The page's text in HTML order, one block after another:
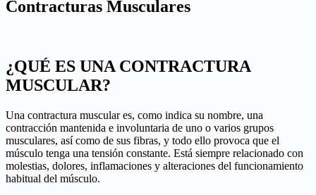
Contracturas Musculares
¿QUÉ ES UNA CONTRACTURA
MUSCULAR?
Una contractura muscular es, como indica su nombre, una
contracción mantenida e involuntaria de uno o varios grupos
musculares, así como de sus fibras, y todo ello provoca que el
músculo tenga una tensión constante. Está siempre relacionado con
molestias, dolores, inflamaciones y alteraciones del funcionamiento
habitual del músculo.